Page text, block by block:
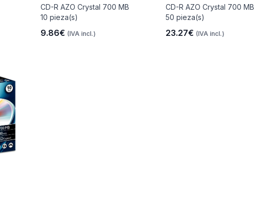
CD-R AZO Crystal 700 MB
10 pieza(s)
9.86€ (IVA incl.)
CD-R AZO Crystal 700 MB
50 pieza(s)
23.27€ (IVA incl.)